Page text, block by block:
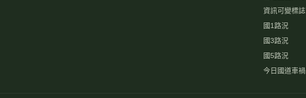
資訊可變標誌
國1路況
國3路況
國5路況
今日國道車禍